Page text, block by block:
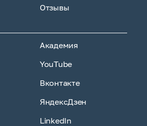
Отзывы
Академия
YouTube
Вконтакте
ЯндексДзен
LinkedIn